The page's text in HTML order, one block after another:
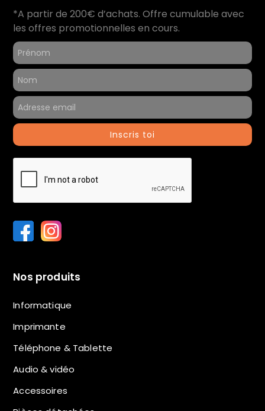
*A partir de 200€ d’achats. Offre cumulable avec
les offres promotionnelles en cours.
Inscris toi
Nos produits
Informatique
Imprimante
Téléphone & Tablette
Audio & vidéo
Accessoires